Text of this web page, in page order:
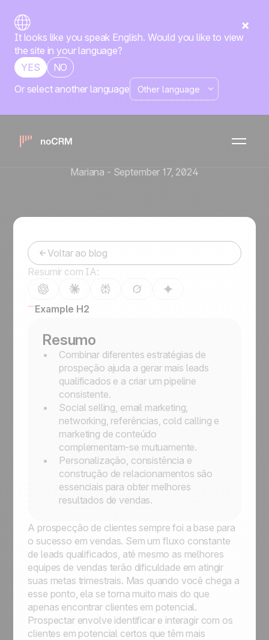
It looks like you speak English. Would you like to view
the site in your language?
YES
NO
Or select another language
Prospecção
6 Estratégias Eficazes para
Prospectar Clientes e
Mariana - September 17, 2024
Voltar ao blog
Resumir com IA:
Example H2
Resumo
Combinar diferentes estratégias de
prospeção ajuda a gerar mais leads
qualificados e a criar um pipeline
consistente.
Social selling, email marketing,
networking, referências, cold calling e
marketing de conteúdo
complementam-se mutuamente.
Personalização, consistência e
construção de relacionamentos são
essenciais para obter melhores
resultados de vendas.
A prospecção de clientes sempre foi a base para
o sucesso em vendas. Sem um fluxo constante
de leads qualificados, até mesmo as melhores
equipes de vendas terão dificuldade em atingir
suas metas trimestrais. Mas quando você chega a
esse ponto, ela se torna muito mais do que
apenas encontrar clientes em potencial.
Prospectar envolve identificar e interagir com os
clientes em potencial certos que têm mais